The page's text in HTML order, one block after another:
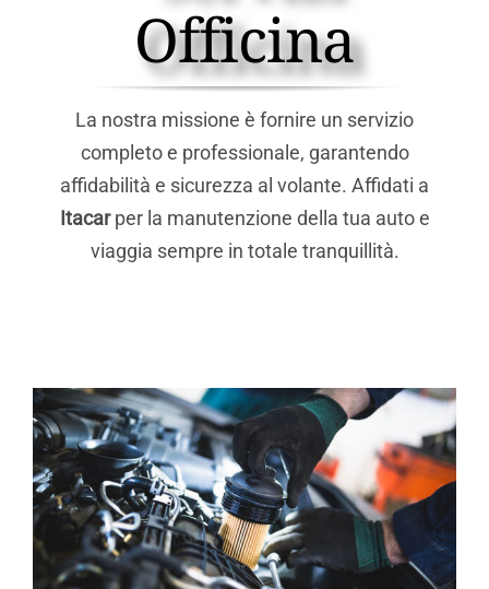
Officina
La nostra missione è fornire un servizio
completo e professionale, garantendo
affidabilità e sicurezza al volante. Affidati a
Itacarper la manutenzione della tua auto e
viaggia sempre in totale tranquillità.